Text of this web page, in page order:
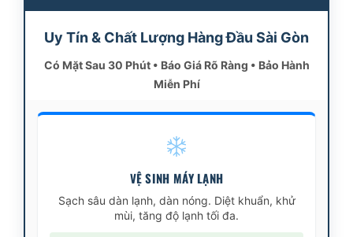
Uy Tín & Chất Lượng Hàng Đầu Sài Gòn
Có Mặt Sau 30 Phút • Báo Giá Rõ Ràng • Bảo Hành
Miễn Phí
VỆ SINH MÁY LẠNH
Sạch sâu dàn lạnh, dàn nóng. Diệt khuẩn, khử
mùi, tăng độ lạnh tối đa.